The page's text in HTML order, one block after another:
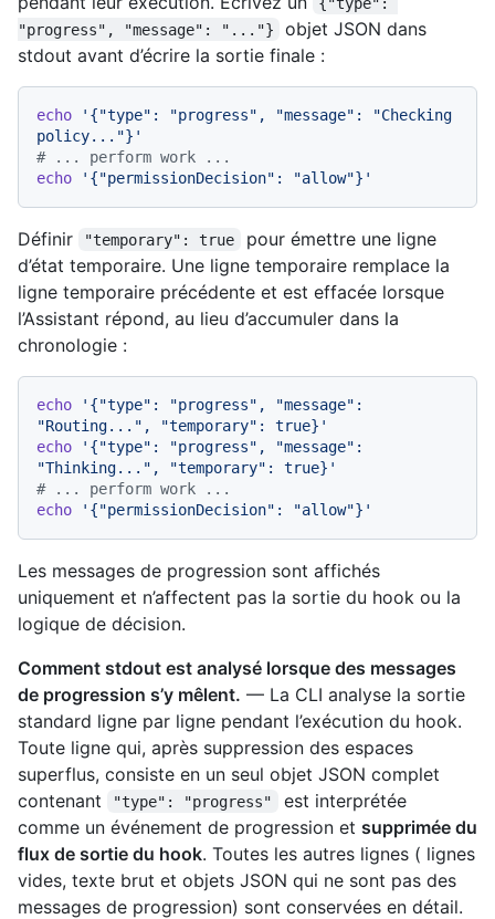
"progress", "message": "..."}
objet JSON dans
stdout avant d’écrire la sortie finale :
echo
'{"type": "progress", "message": "Checking
policy..."}'
# ... perform work ...
echo
'{"permissionDecision": "allow"}'
Définir "temporary": true
pour émettre une ligne
d’état temporaire. Une ligne temporaire remplace la
ligne temporaire précédente et est effacée lorsque
l’Assistant répond, au lieu d’accumuler dans la
chronologie :
echo
'{"type": "progress", "message":
"Routing...", "temporary": true}'
echo
'{"type": "progress", "message":
"Thinking...", "temporary": true}'
# ... perform work ...
echo
'{"permissionDecision": "allow"}'
Les messages de progression sont affichés
uniquement et n’affectent pas la sortie du hook ou la
logique de décision.
Comment stdout est analysé lorsque des messages
de progression s’y mêlent. — La CLI analyse la sortie
standard ligne par ligne pendant l’exécution du hook.
Toute ligne qui, après suppression des espaces
superflus, consiste en un seul objet JSON complet
contenant
"type": "progress"
est interprétée
comme un événement de progression et supprimée du
flux de sortie du hook. Toutes les autres lignes ( lignes
vides, texte brut et objets JSON qui ne sont pas des
messages de progression) sont conservées en détail.